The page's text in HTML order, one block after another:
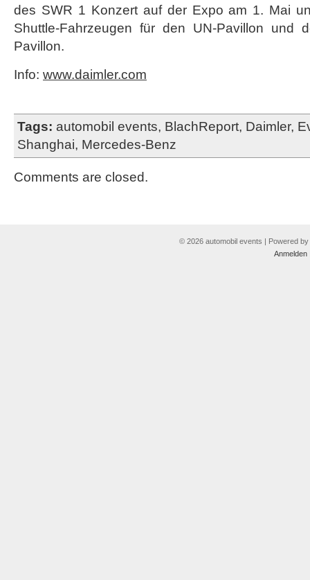
des SWR 1 Konzert auf der Expo am 1. Mai
Shuttle-Fahrzeugen für den UN-Pavillon und
Pavillon.
Info: www.daimler.com
Tags: automobil events, BlachReport, Daimler,
Shanghai, Mercedes-Benz
Comments are closed.
© 2026 automobil events | Powered by
Anmelden|